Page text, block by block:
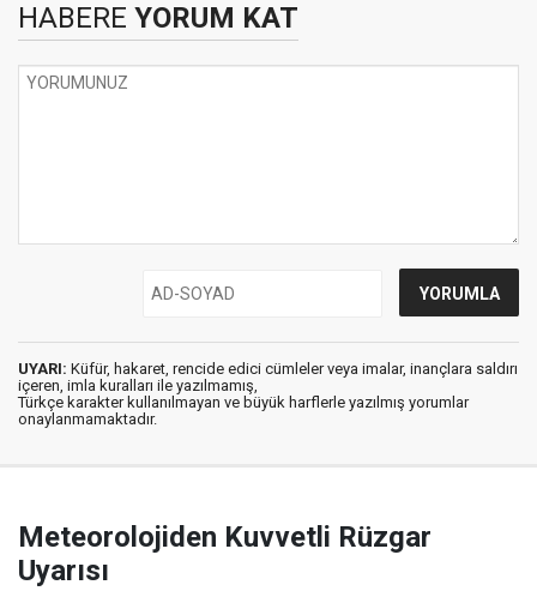
HABERE YORUM KAT
UYARI: Küfür, hakaret, rencide edici cümleler veya imalar, inançlara saldırı
içeren, imla kuralları ile yazılmamış,
Türkçe karakter kullanılmayan ve büyük harflerle yazılmış yorumlar
onaylanmamaktadır.
Meteorolojiden Kuvvetli Rüzgar
Uyarısı